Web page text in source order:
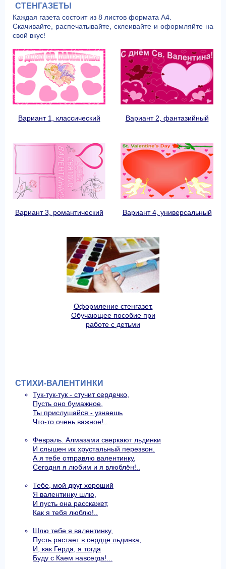
СТЕНГАЗЕТЫ
Каждая газета состоит из 8 листов формата А4.
Скачивайте, распечатывайте, склеивайте и оформляйте на
свой вкус!
Вариант 1, классический Вариант 2, фантазийный
Вариант 3, романтический Вариант 4, универсальный
Оформление стенгазет.
Обучающее пособие при
работе с детьми
СТИХИ-ВАЛЕНТИНКИ
Тук-тук-тук - стучит сердечко,
Пусть оно бумажное,
Ты прислушайся - узнаешь
Что-то очень важное!..
Февраль. Алмазами сверкают льдинки
И слышен их хрустальный перезвон.
А я тебе отправлю валентинку,
Сегодня я любим и я влюблён!..
Тебе, мой друг хороший
Я валентинку шлю,
И пусть она расскажет,
Как я тебя люблю!..
Шлю тебе я валентинку,
Пусть растает в сердце льдинка,
И, как Герда, я тогда
Буду с Каем навсегда!...